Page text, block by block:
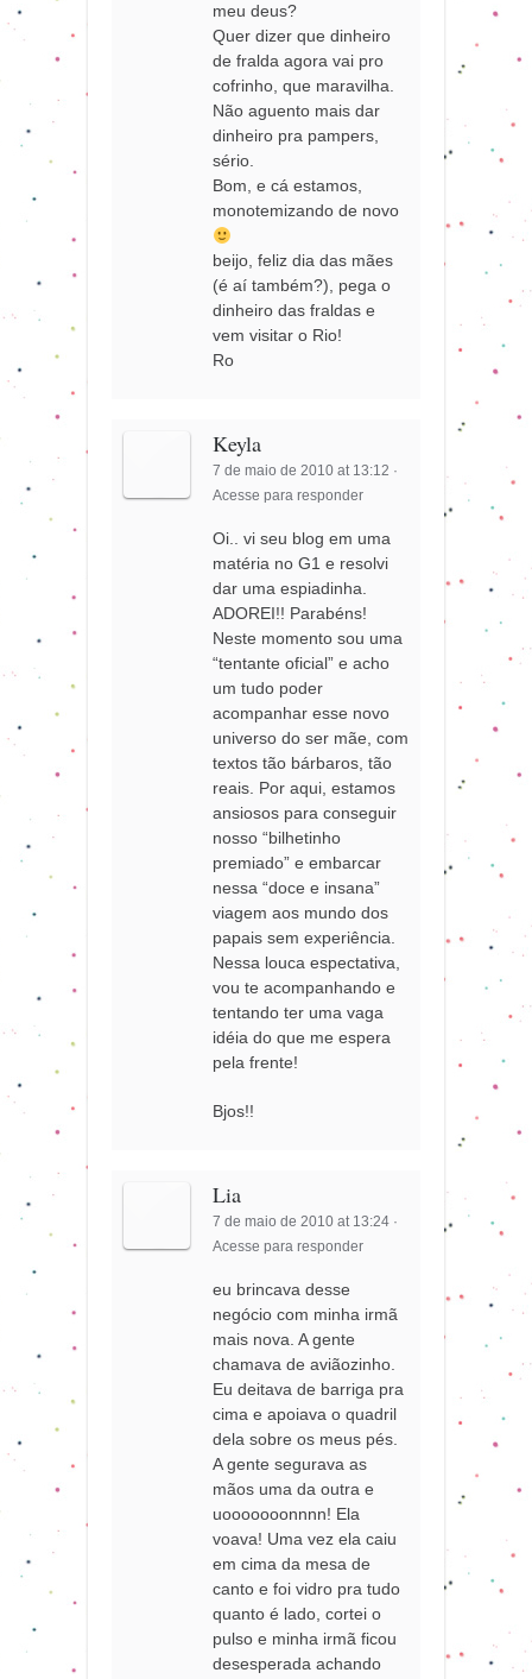
meu deus?
Quer dizer que dinheiro
de fralda agora vai pro
cofrinho, que maravilha.
Não aguento mais dar
dinheiro pra pampers,
sério.
Bom, e cá estamos,
monotemizando de novo
beijo, feliz dia das mães
(é aí também?), pega o
dinheiro das fraldas e
vem visitar o Rio!
Ro
Keyla
7 de maio de 2010 at 13:12 ·
Acesse para responder
Oi.. vi seu blog em uma
matéria no G1 e resolvi
dar uma espiadinha.
ADOREI!! Parabéns!
Neste momento sou uma
“tentante oficial” e acho
um tudo poder
acompanhar esse novo
universo do ser mãe, com
textos tão bárbaros, tão
reais. Por aqui, estamos
ansiosos para conseguir
nosso “bilhetinho
premiado” e embarcar
nessa “doce e insana”
viagem aos mundo dos
papais sem experiência.
Nessa louca espectativa,
vou te acompanhando e
tentando ter uma vaga
idéia do que me espera
pela frente!
Bjos!!
Lia
7 de maio de 2010 at 13:24 ·
Acesse para responder
eu brincava desse
negócio com minha irmã
mais nova. A gente
chamava de aviãozinho.
Eu deitava de barriga pra
cima e apoiava o quadril
dela sobre os meus pés.
A gente segurava as
mãos uma da outra e
uooooooonnnn! Ela
voava! Uma vez ela caiu
em cima da mesa de
canto e foi vidro pra tudo
quanto é lado, cortei o
pulso e minha irmã ficou
desesperada achando